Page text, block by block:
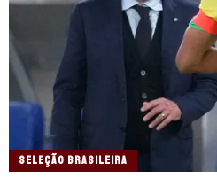
SELEÇÃO BRASILEIRA